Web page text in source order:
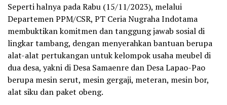
Seperti halnya pada Rabu (15/11/2023), melalui
Departemen PPM/CSR, PT Ceria Nugraha Indotama
membuktikan komitmen dan tanggung jawab sosial di
lingkar tambang, dengan menyerahkan bantuan berupa
alat-alat pertukangan untuk kelompok usaha meubel di
dua desa, yakni di Desa Samaenre dan Desa Lapao-Pao
berupa mesin serut, mesin gergaji, meteran, mesin bor,
alat siku dan paket obeng.